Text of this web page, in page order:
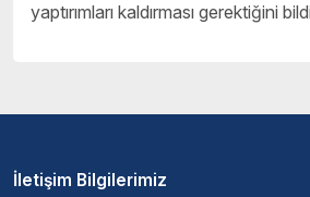
yaptırımları kaldırması gerektiğini
İletişim Bilgilerimiz